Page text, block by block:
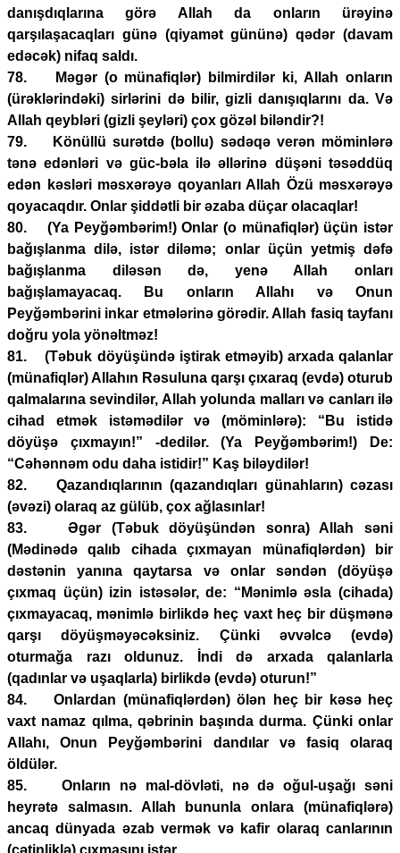
danışdıqlarına görə Allah da onların ürəyinə
qarşılaşacaqları günə (qiyamət gününə) qədər (davam
edəcək) nifaq saldı.
78. Məgər (o münafiqlər) bilmirdilər ki, Allah onların
(ürəklərindəki) sirlərini də bilir, gizli danışıqlarını da. Və
Allah qeybləri (gizli şeyləri) çox gözəl biləndir?!
79. Könüllü surətdə (bollu) sədəqə verən möminlərə
tənə edənləri və güc-bəla ilə əllərinə düşəni təsəddüq
edən kəsləri məsxərəyə qoyanları Allah Özü məsxərəyə
qoyacaqdır. Onlar şiddətli bir əzaba düçar olacaqlar!
80. (Ya Peyğəmbərim!) Onlar (o münafiqlər) üçün istər
bağışlanma dilə, istər diləmə; onlar üçün yetmiş dəfə
bağışlanma diləsən də, yenə Allah onları
bağışlamayacaq. Bu onların Allahı və Onun
Peyğəmbərini inkar etmələrinə görədir. Allah fasiq tayfanı
doğru yola yönəltməz!
81. (Təbuk döyüşündə iştirak etməyib) arxada qalanlar
(münafiqlər) Allahın Rəsuluna qarşı çıxaraq (evdə) oturub
qalmalarına sevindilər, Allah yolunda malları və canları ilə
cihad etmək istəmədilər və (möminlərə): “Bu istidə
döyüşə çıxmayın!” -dedilər. (Ya Peyğəmbərim!) De:
“Cəhənnəm odu daha istidir!” Kaş biləydilər!
82. Qazandıqlarının (qazandıqları günahların) cəzası
(əvəzi) olaraq az gülüb, çox ağlasınlar!
83. Əgər (Təbuk döyüşündən sonra) Allah səni
(Mədinədə qalıb cihada çıxmayan münafiqlərdən) bir
dəstənin yanına qaytarsa və onlar səndən (döyüşə
çıxmaq üçün) izin istəsələr, de: “Mənimlə əsla (cihada)
çıxmayacaq, mənimlə birlikdə heç vaxt heç bir düşmənə
qarşı döyüşməyəcəksiniz. Çünki əvvəlcə (evdə)
oturmağa razı oldunuz. İndi də arxada qalanlarla
(qadınlar və uşaqlarla) birlikdə (evdə) oturun!”
84. Onlardan (münafiqlərdən) ölən heç bir kəsə heç
vaxt namaz qılma, qəbrinin başında durma. Çünki onlar
Allahı, Onun Peyğəmbərini dandılar və fasiq olaraq
öldülər.
85. Onların nə mal-dövləti, nə də oğul-uşağı səni
heyrətə salmasın. Allah bununla onlara (münafiqlərə)
ancaq dünyada əzab vermək və kafir olaraq canlarının
(çətinliklə) çıxmasını istər.